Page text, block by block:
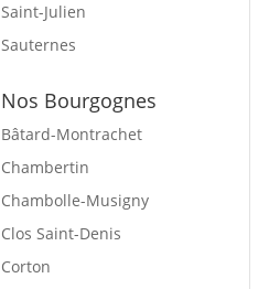
Saint-Julien
Sauternes
Nos Bourgognes
Bâtard-Montrachet
Chambertin
Chambolle-Musigny
Clos Saint-Denis
Corton